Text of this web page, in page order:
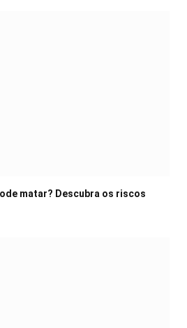
matar? Descubra os riscos